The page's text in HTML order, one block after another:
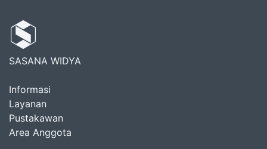
SASANA WIDYA
Informasi
Layanan
Pustakawan
Area Anggota